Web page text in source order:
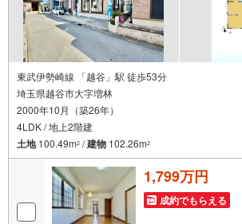
◇ホットハート紹介制度◇
お知り合いの方を新たにご紹介いただき、ご契約に
を差し上げます。
ご紹介者様には で10万円、ご契約者様にはダイソ
プレゼント♪
（特典は当社一定基準を設けております。詳しくは
◇お子様がいるお客様でも安心◇
キッズスペース完備。
チャイルドシートも完備しているので、必要の際は
東武伊勢崎線 「越谷」駅 徒歩53分
埼玉県越谷市大字増林
2000年10月（築26年）
4LDK / 地上2階建
土地100.49m2 /建物 102.26m2
1,799万円
成約でもらえる